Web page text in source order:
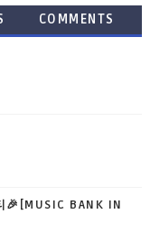
COMMENTS
🎉[MUSIC BANK IN